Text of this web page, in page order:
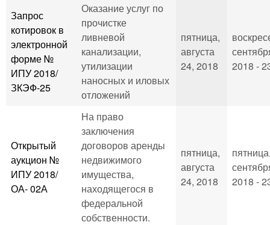
Запрос
котировок в
электронной
форме №
ИПУ 2018/
ЗКЭФ-25
Оказание услуг по
прочистке
ливневой
канализации,
утилизации
наносных и иловых
отложений
пятница,
августа
24, 2018
2018 -
Открытый
аукцион №
ИПУ 2018/
ОА- 02А
На право
заключения
договоров аренды
недвижимого
имущества,
находящегося в
федеральной
собственности.
пятница,
августа
24, 2018
2018 -